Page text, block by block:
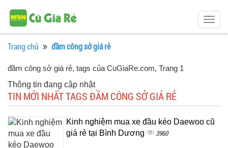
Trang chủ đầm công sở giá rẻ
đầm công sở giá rẻ, tags của CuGiaRe.com, Trang 1
Thông tin đang cập nhật
TIN MỚI NHẤT TAGS ĐẦM CÔNG SỞ GIÁ RẺ
Kinh nghiệm mua xe đầu kéo Daewoo cũ
giá rẻ tại Bình Dương
3960